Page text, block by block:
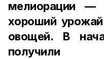
мелиорации —
хороший
овощей. В